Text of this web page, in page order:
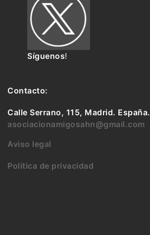
Síguenos!
Contacto:
Calle Serrano, 115, Madrid. España.
asociacionamigosahn@gmail.com
Aviso legal
Política de privacidad